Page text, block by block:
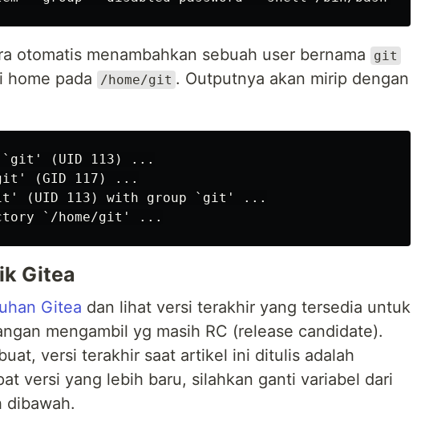
otomatis menambahkan sebuah user bernama git
home pada /home/git . Outputnya akan mirip dengan
`git' (UID 113) ...
(GID 117) ...
(UID 113) with group `git' ...
Gitea
Gitea dan lihat versi terakhir yang tersedia untuk
mengambil yg masih RC (release candidate).
versi terakhir saat artikel ini ditulis adalah
versi yang lebih baru, silahkan ganti variabel dari
dibawah.